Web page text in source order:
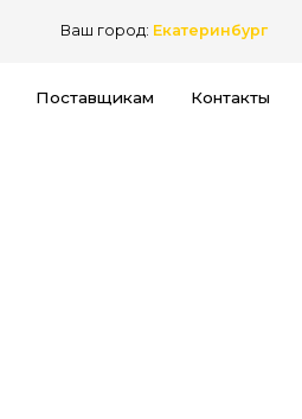
Ваш город: Екатеринбург
Поставщикам Контакты